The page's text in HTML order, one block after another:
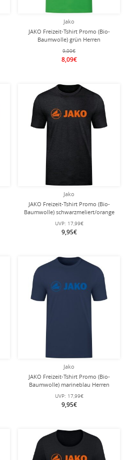
Jako
JAKO Freizeit-Tshirt Promo (Bio-
Baumwolle) grün Herren
9,00€
8,09€
Jako
JAKO Freizeit-Tshirt Promo (Bio-
Baumwolle) schwarzmeliert/orange
Herren
UVP: 17,99€
9,95€
Jako
JAKO Freizeit-Tshirt Promo (Bio-
Baumwolle) marineblau Herren
UVP: 17,99€
9,95€